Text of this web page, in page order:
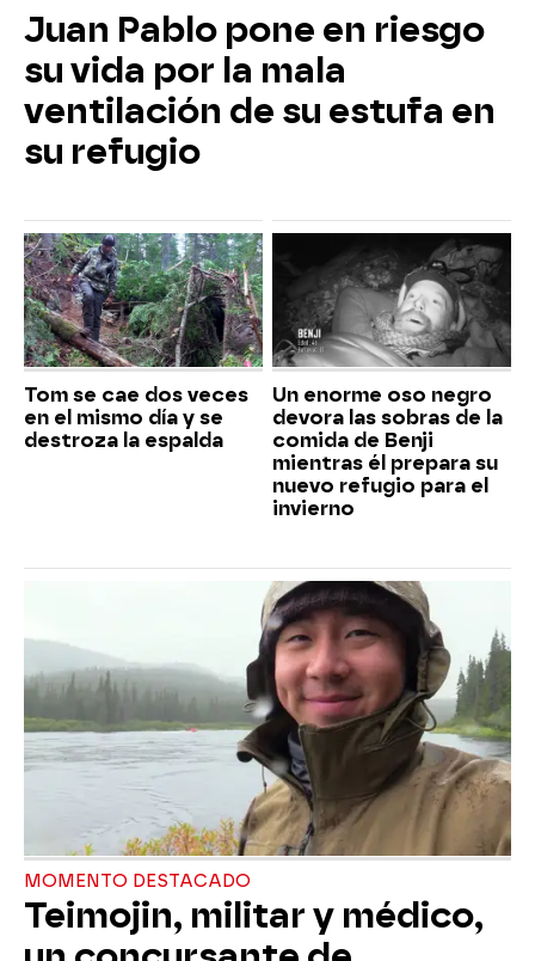
Juan Pablo pone en riesgo
su vida por la mala
ventilación de su estufa en
su refugio
Tom se cae dos veces
en el mismo día y se
destroza la espalda
Un enorme oso negro
devora las sobras de la
comida de Benji
mientras él prepara su
nuevo refugio para el
invierno
MOMENTO DESTACADO
Teimojin, militar y médico,